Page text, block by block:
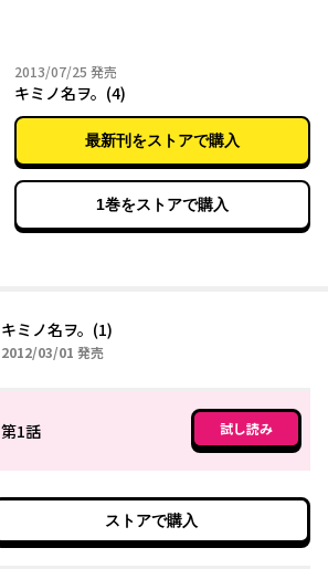
2013/07/25 2013年07月25日
発売
キミノ名ヲ。(4)
最新刊をストアで購入
1巻をストアで購入
キミノ名ヲ。(1)
2012/03/01 2012年03月01日
発売
第1話 試し読み
ストアで購入